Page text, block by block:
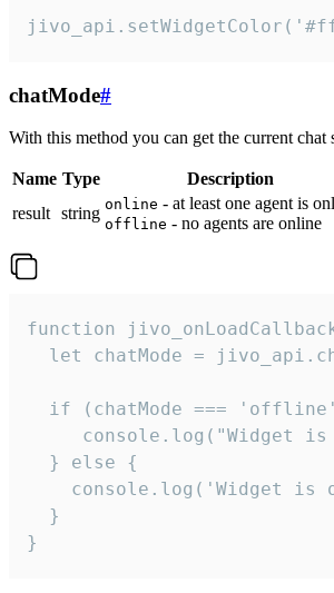
chatMode#
With this method you can get the current chat
Name Type
Description
result string online - at least one agent is
offline - no agents are online
function
let chatMode =
if (chatMode ===
console.log("Widget is
  } else {
console.log('Widget is
  }
}